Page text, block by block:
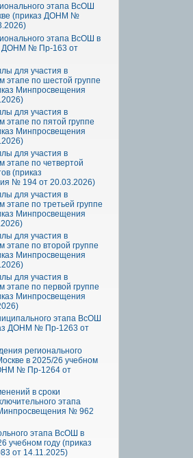
этапа ВсОШ
(приказ ДОНМ №
этапа ВсОШ в
ДОНМ № Пр-163 от
для участия в
этапе по шестой группе
Минпросвещения
для участия в
этапе по пятой группе
Минпросвещения
для участия в
этапе по четвертой
(приказ
№ 194 от 20.03.2026)
для участия в
этапе по третьей группе
Минпросвещения
для участия в
этапе по второй группе
Минпросвещения
для участия в
этапе по первой группе
Минпросвещения
этапа ВсОШ
ДОНМ № Пр-1263 от
регионального
в 2025/26 учебном
№ Пр-1264 от
в сроки
этапа
№ 962
этапа ВсОШ в
учебном году (приказ
от 14.11.2025)